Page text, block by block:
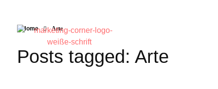
Home Arte
Posts tagged: Arte